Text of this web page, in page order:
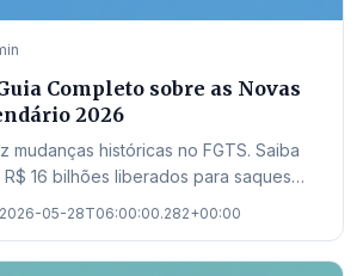
Completo sobre as Novas
2026
mudanças históricas no FGTS. Saiba
16 bilhões liberados para saques
2026-05-28T06:00:00.282+00:00